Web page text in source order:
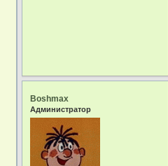
Boshmax
Администратор